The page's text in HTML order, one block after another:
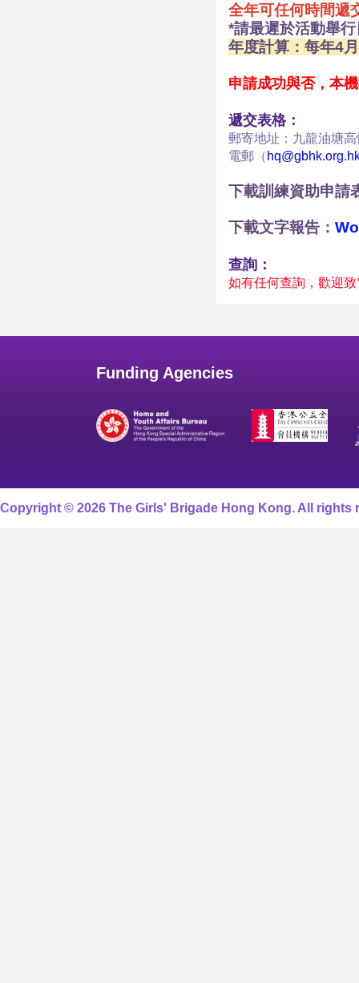
全年可任何時間遞
*請最遲於活動舉
年度計算：每年4
申請成功與否，本
遞交表格：
郵寄地址：九龍油塘
電郵（
下載訓練資助申請
下載文字報告：
查詢：
如有任何查詢，歡迎
Funding Agencies
Copyright © 2026 The Girls' Brigade Hong Kong. All rights